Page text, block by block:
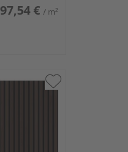
97,54 € / m²